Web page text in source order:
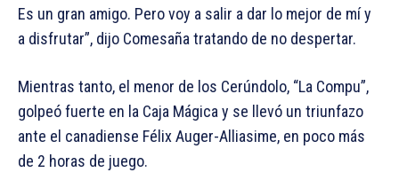
Es un gran amigo. Pero voy a salir a dar lo mejor de mí y
a disfrutar”, dijo Comesaña tratando de no despertar.
Mientras tanto, el menor de los Cerúndolo, “La Compu”,
golpeó fuerte en la Caja Mágica y se llevó un triunfazo
ante el canadiense Félix Auger-Alliasime, en poco más
de 2 horas de juego.